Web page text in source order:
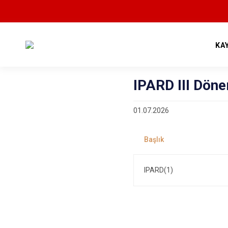
IPARD III
01.07.2026
IPARD(1)